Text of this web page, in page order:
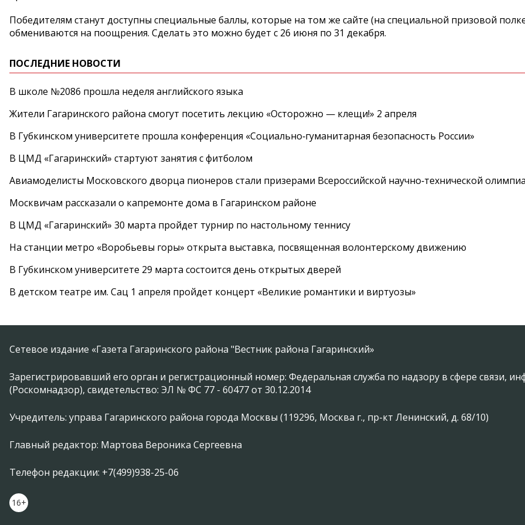
Победителям станут доступны специальные баллы, которые на том же сайте (на специальной призовой
обмениваются на поощрения. Сделать это можно будет с 26 июня по 31 декабря.
ПОСЛЕДНИЕ НОВОСТИ
В школе №2086 прошла неделя английского языка
Жители Гагаринского района смогут посетить лекцию «Осторожно — клещи!» 2 апреля
В Губкинском университете прошла конференция «Социально‑гуманитарная безопасность России»
В ЦМД «Гагаринский» стартуют занятия с фитболом
Авиамоделисты Московского дворца пионеров стали призерами Всероссийской научно‑технической
Москвичам рассказали о капремонте дома в Гагаринском районе
В ЦМД «Гагаринский» 30 марта пройдет турнир по настольному теннису
На станции метро «Воробьевы горы» открыта выставка, посвященная волонтерскому движению
В Губкинском университете 29 марта состоится день открытых дверей
В детском театре им. Сац 1 апреля пройдет концерт «Великие романтики и виртуозы»
Сетевое издание «Газета Гагаринского района "Вестник района Гагаринский»
Зарегистрировавший его орган и регистрационный номер: Федеральная служба по надзору в сфере связи,
(Роскомнадзор), свидетельство: ЭЛ № ФС 77 - 60477 от 30.12.2014
Учредитель: управа Гагаринского района города Москвы (119296, Москва г., пр-кт Ленинский, д. 68/10)
Главный редактор: Мартова Вероника Сергеевна
Телефон редакции: +7(499)938-25-06
16+